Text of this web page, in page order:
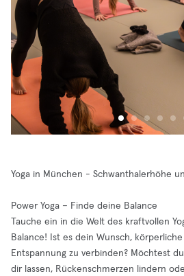
Yoga in München - Schwanthalerhöhe
Power Yoga – Finde deine Balance
Tauche ein in die Welt des kraftvollen
Balance! Ist es dein Wunsch,
Entspannung zu verbinden? Möchtest
dir lassen, Rückenschmerzen lindern